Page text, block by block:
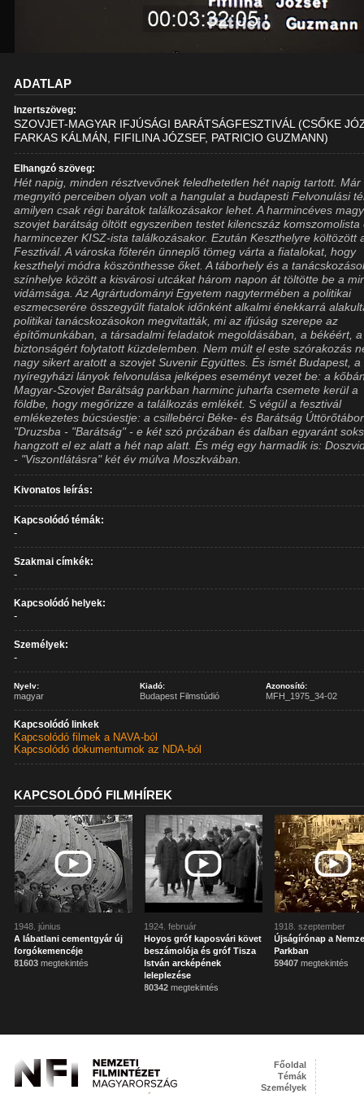
ADATLAP
Inzertszöveg:
SZOVJET-MAGYAR IFJÚSÁGI BARÁTSÁGFESZTIVÁL (CSŐKE
FARKAS KÁLMÁN, FIFILINA JÓZSEF, PATRICIO GUZMANN)
Elhangzó szöveg:
Hét napig, minden résztvevőnek feledhetetlen hét napig tartott. Már
megnyitó perceiben olyan volt a hangulat a budapesti Felvonulási
amilyen csak régi barátok találkozásakor lehet. A harmincéves
szovjet barátság öltött egyszeriben testet kilencszáz komszomolista
harmincezer KISZ-ista találkozásakor. Ezután Keszthelyre költözött
Fesztivál. A városka főterén ünneplő tömeg várta a fiatalokat, hogy
keszthelyi módra köszönthesse őket. A táborhely és a
színhelye között a kisvárosi utcákat három napon át töltötte be a
vidámsága. Az Agrártudományi Egyetem nagytermében a politikai
eszmecserére összegyűlt fiatalok időnként alkalmi énekkarrá
politikai tanácskozásokon megvitatták, mi az ifjúság szerepe az
építőmunkában, a társadalmi feladatok megoldásában, a békéért, a
biztonságért folytatott küzdelemben. Nem múlt el este szórakozás
nagy sikert aratott a szovjet Suvenir Együttes. És ismét Budapest, a
nyíregyházi lányok felvonulása jelképes eseményt vezet be: a
Magyar-Szovjet Barátság parkban harminc juharfa csemete kerül a
földbe, hogy megőrizze a találkozás emlékét. S végül a fesztivál
emlékezetes búcsúestje: a csillebérci Béke- és Barátság
"Druzsba - "Barátság" - e két szó prózában és dalban egyaránt
hangzott el ez alatt a hét nap alatt. És még egy harmadik is:
- "Viszontlátásra" két év múlva Moszkvában.
Kivonatos leírás:
Kapcsolódó témák:
-
Szakmai címkék:
-
Kapcsolódó helyek:
-
Személyek:
-
Nyelv:
magyar
Kiadó:
Budapest Filmstúdió
Azonosító:
MFH_1975_34-02
Kapcsolódó linkek
Kapcsolódó filmek a NAVA-ból
Kapcsolódó dokumentumok az NDA-ból
KAPCSOLÓDÓ FILMHÍREK
1948. június
A lábatlani cementgyár új
forgókemencéje
81603 megtekintés
1924. február
Hoyos gróf kaposvári követ
beszámolója és gróf Tisza
István arcképének
leleplezése
80342 megtekintés
1918. szeptember
Újságírónap a
Parkban
59407 megtekintés
Főoldal
Témák
Személyek